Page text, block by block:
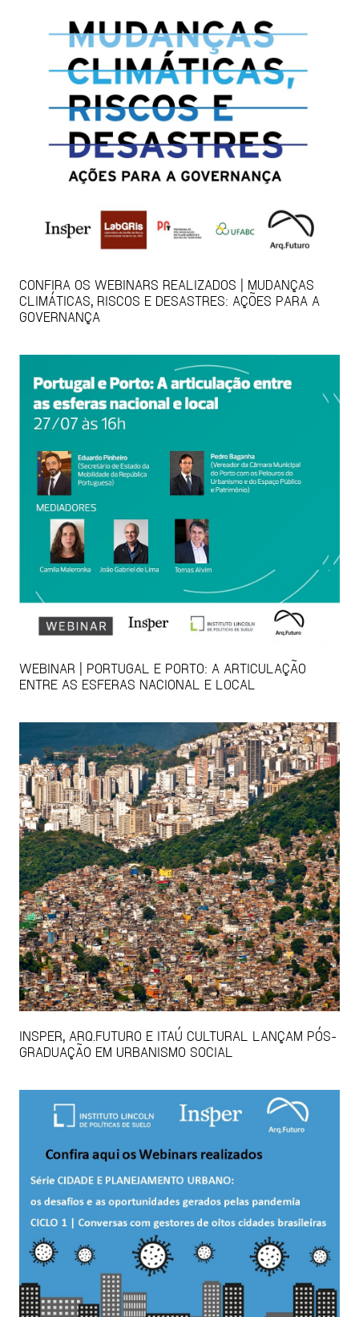
CONFIRA OS WEBINARS REALIZADOS | MUDANÇAS
CLIMÁTICAS, RISCOS E DESASTRES: AÇÕES PARA A
GOVERNANÇA
WEBINAR | PORTUGAL E PORTO: A ARTICULAÇÃO
ENTRE AS ESFERAS NACIONAL E LOCAL
INSPER, ARQ.FUTURO E ITAÚ CULTURAL LANÇAM PÓS-
GRADUAÇÃO EM URBANISMO SOCIAL